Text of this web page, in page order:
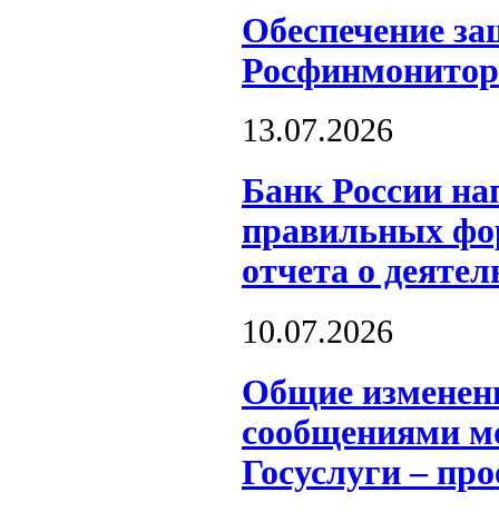
Обеспечение
13.07.2026
Банк России
правильных
отчета о
10.07.2026
Общие
сообщениями
Госуслуги –